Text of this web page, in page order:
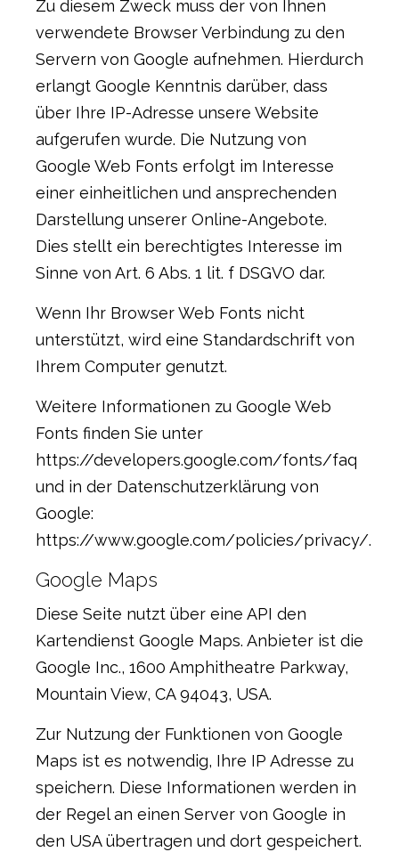
Zu diesem Zweck muss der von Ihnen
verwendete Browser Verbindung zu den
Servern von Google aufnehmen. Hierdurch
erlangt Google Kenntnis darüber, dass
über Ihre IP-Adresse unsere Website
aufgerufen wurde. Die Nutzung von
Google Web Fonts erfolgt im Interesse
einer einheitlichen und ansprechenden
Darstellung unserer Online-Angebote.
Dies stellt ein berechtigtes Interesse im
Sinne von Art. 6 Abs. 1 lit. f DSGVO dar.
Wenn Ihr Browser Web Fonts nicht
unterstützt, wird eine Standardschrift von
Ihrem Computer genutzt.
Weitere Informationen zu Google Web
Fonts finden Sie unter
https://developers.google.com/fonts/faq
und in der Datenschutzerklärung von
Google:
https://www.google.com/policies/privacy/.
Google Maps
Diese Seite nutzt über eine API den
Kartendienst Google Maps. Anbieter ist die
Google Inc., 1600 Amphitheatre Parkway,
Mountain View, CA 94043, USA.
Zur Nutzung der Funktionen von Google
Maps ist es notwendig, Ihre IP Adresse zu
speichern. Diese Informationen werden in
der Regel an einen Server von Google in
den USA übertragen und dort gespeichert.